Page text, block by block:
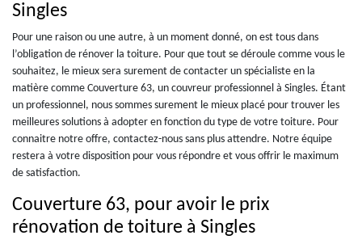
Singles
Pour une raison ou une autre, à un moment donné, on est tous dans
l’obligation de rénover la toiture. Pour que tout se déroule comme vous le
souhaitez, le mieux sera surement de contacter un spécialiste en la
matière comme Couverture 63, un couvreur professionnel à Singles. Étant
un professionnel, nous sommes surement le mieux placé pour trouver les
meilleures solutions à adopter en fonction du type de votre toiture. Pour
connaitre notre offre, contactez-nous sans plus attendre. Notre équipe
restera à votre disposition pour vous répondre et vous offrir le maximum
de satisfaction.
Couverture 63, pour avoir le prix
rénovation de toiture à Singles